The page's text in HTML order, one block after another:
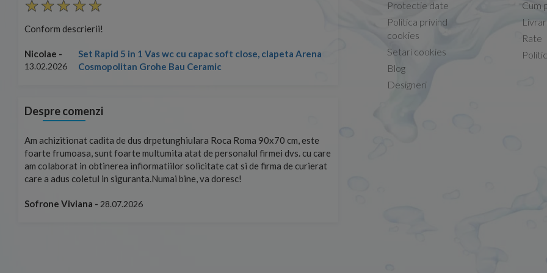
Conform descrierii!
Nicolae -
13.02.2026
Set Rapid 5 in 1 Vas wc cu capac soft close, clapeta Arena
Cosmopolitan Grohe Bau Ceramic
Conform descrierii!
13.02.2026
Despre comenzi
Am achizitionat cadita de dus drpetunghiulara Roca Roma 90x70 cm, este
foarte frumoasa, sunt foarte multumita atat de personalul firmei dvs. cu care
am colaborat in obtinerea infiormatiilor solicitate cat si de firma de curierat
care a adus coletul in siguranta.Numai bine, va doresc!
Sofrone Viviana - 28.07.2026
Protectie date
Politica privind
cookies
Setari cookies
Blog
Designeri
Cum
Rate